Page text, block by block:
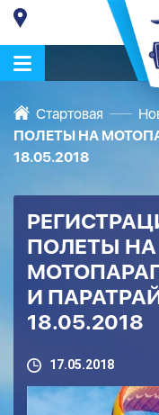
Стартовая
ПОЛЕТЫ НА
18.05.2018
ПОЛЕТЫ НА
И
18.05.2018
17.05.2018